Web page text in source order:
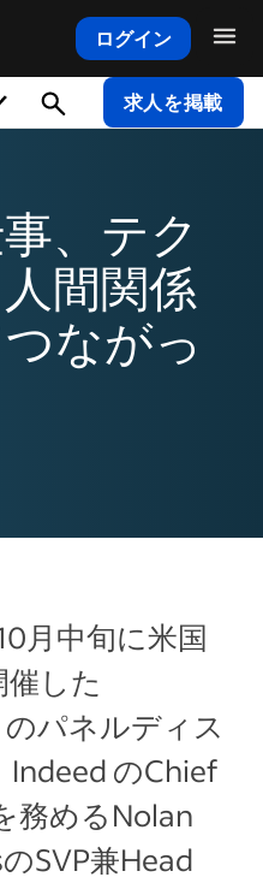
ログイン
求人を掲載
、テク
間関係
ながっ
月中旬に米国
した
パネルディス
Indeed のChief
務めるNolan
SVP兼Head